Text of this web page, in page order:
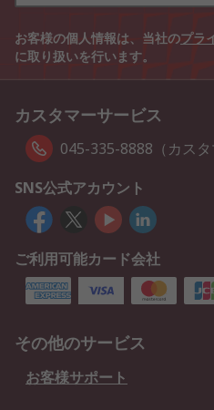
お客様の個人情報は、当社のプラ
に取り扱いを行います。
カスタマーサービス
045-335-8888（カスタ
SNS公式アカウント
ご利用可能カード会社
その他のサービス
お客様サポート